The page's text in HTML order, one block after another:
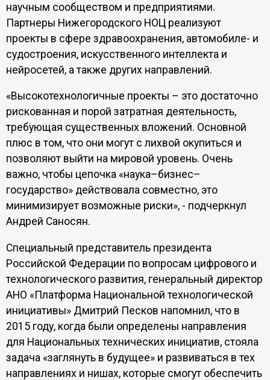
научным сообществом и предприятиями.
Партнеры Нижегородского НОЦ реализуют
проекты в сфере здравоохранения, автомобиле- и
судостроения, искусственного интеллекта и
нейросетей, а также других направлений.
«Высокотехнологичные проекты – это достаточно
рискованная и порой затратная деятельность,
требующая существенных вложений. Основной
плюс в том, что они могут с лихвой окупиться и
позволяют выйти на мировой уровень. Очень
важно, чтобы цепочка «наука–бизнес–
государство» действовала совместно, это
минимизирует возможные риски», - подчеркнул
Андрей Саносян.
Специальный представитель президента
Российской Федерации по вопросам цифрового и
технологического развития, генеральный директор
АНО «Платформа Национальной технологической
инициативы» Дмитрий Песков напомнил, что в
2015 году, когда были определены направления
для Национальных технических инициатив, стояла
задача «заглянуть в будущее» и развиваться в тех
направлениях и нишах, которые смогут обеспечить